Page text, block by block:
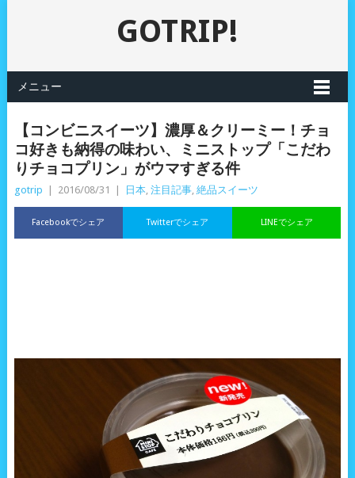
GOTRIP!
メニュー
【コンビニスイーツ】濃厚＆クリーミー！チョ
コ好きも納得の味わい、ミニストップ「こだわ
りチョコプリン」がウマすぎる件
gotrip 2016/08/31 日本, 注目記事, 絶品スイーツ
Facebookでシェア LINEでシェア
Twitterでシェア